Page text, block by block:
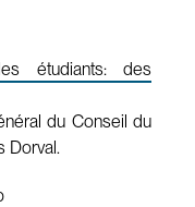
étudiants: des
du Conseil du
Dorval.